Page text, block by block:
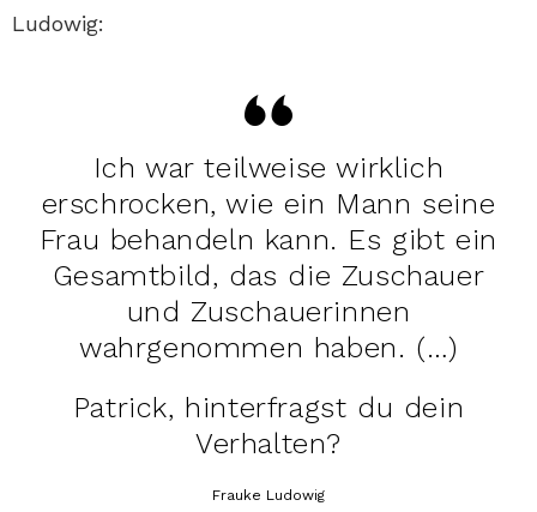
Ludowig:
Ich war teilweise wirklich
erschrocken, wie ein Mann seine
Frau behandeln kann. Es gibt ein
Gesamtbild, das die Zuschauer
und Zuschauerinnen
wahrgenommen haben. (…)
Patrick, hinterfragst du dein
Verhalten?
Frauke Ludowig